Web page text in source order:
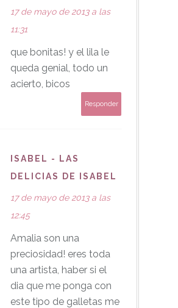
17 de mayo de 2013 a las
11:31
que bonitas! y el lila le
queda genial, todo un
acierto, bicos
Responder
ISABEL - LAS
DELICIAS DE ISABEL
17 de mayo de 2013 a las
12:45
Amalia son una
preciosidad! eres toda
una artista, haber si el
dia que me ponga con
este tipo de galletas me